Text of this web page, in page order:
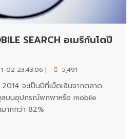
SEARCH อเมริกันโตปี
02 23:43:06 | 5,491
จะเป็นปีที่เม็ดเงินจากตลาด
ลบนอุปกรณ์พกพาหรือ mobile
มากกว่า 82%